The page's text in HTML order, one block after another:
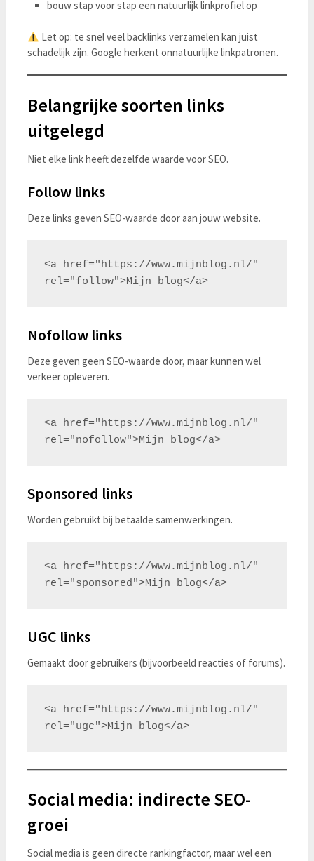
bouw stap voor stap een natuurlijk linkprofiel op
Let op: te snel veel backlinks verzamelen kan juist
schadelijk zijn. Google herkent onnatuurlijke linkpatronen.
Belangrijke soorten links
uitgelegd
Niet elke link heeft dezelfde waarde voor SEO.
Follow links
Deze links geven SEO-waarde door aan jouw website.
<a href="https://www.mijnblog.nl/"
Nofollow links
Deze geven geen SEO-waarde door, maar kunnen wel
verkeer opleveren.
<a href="https://www.mijnblog.nl/"
Sponsored links
Worden gebruikt bij betaalde samenwerkingen.
<a href="https://www.mijnblog.nl/"
UGC links
Gemaakt door gebruikers (bijvoorbeeld reacties of forums).
<a href="https://www.mijnblog.nl/"
Social media: indirecte SEO-
groei
Social media is geen directe rankingfactor, maar wel een